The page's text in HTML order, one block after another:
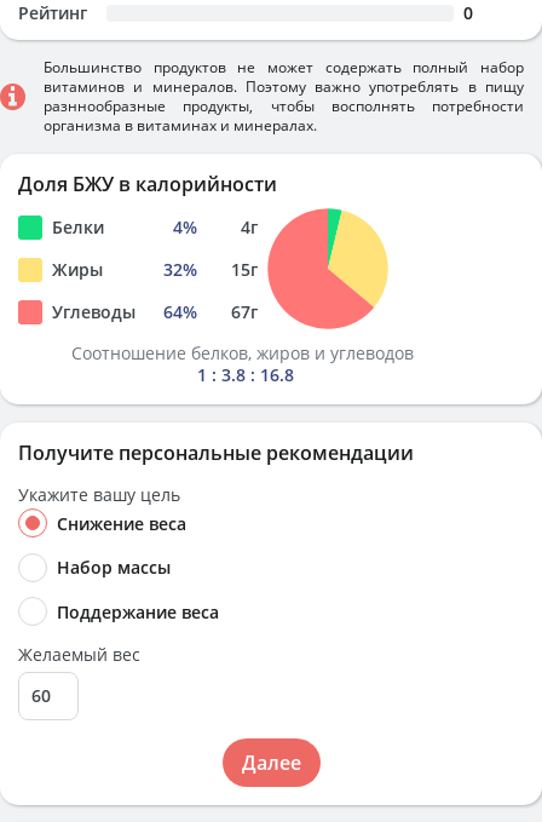
Рейтинг 0
Большинство продуктов не может содержать полный набор
витаминов и минералов. Поэтому важно употреблять в пищу
разннообразные продукты, чтобы восполнять потребности
организма в витаминах и минералах.
Доля БЖУ в калорийности
Белки 4% 4г
Жиры
32% 15г
Углеводы
64% 67г
Соотношение белков, жиров и углеводов
1 : 3.8 : 16.8
Получите персональные рекомендации
Укажите вашу цель
Снижение веса
Набор массы
Поддержание веса
Желаемый вес
Далее